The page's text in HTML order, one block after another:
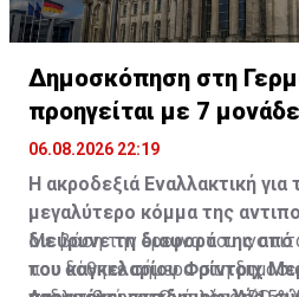
Δημοσκόπηση στη
προηγείται με 7
διαφορά
06.08.2026 22:19
Η ακροδεξιά Εναλλακτική για
μεγαλύτερο κόμμα της
διεύρυνε τη διαφορά της
του καγκελαρίου Φρίντριχ
Με βάση την έρευνα του
που δόθηκε σήμερα στη